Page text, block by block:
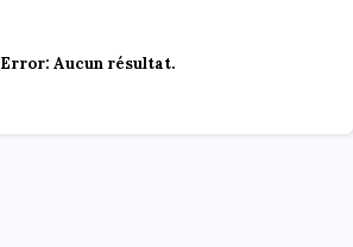
Error: Aucun résultat.